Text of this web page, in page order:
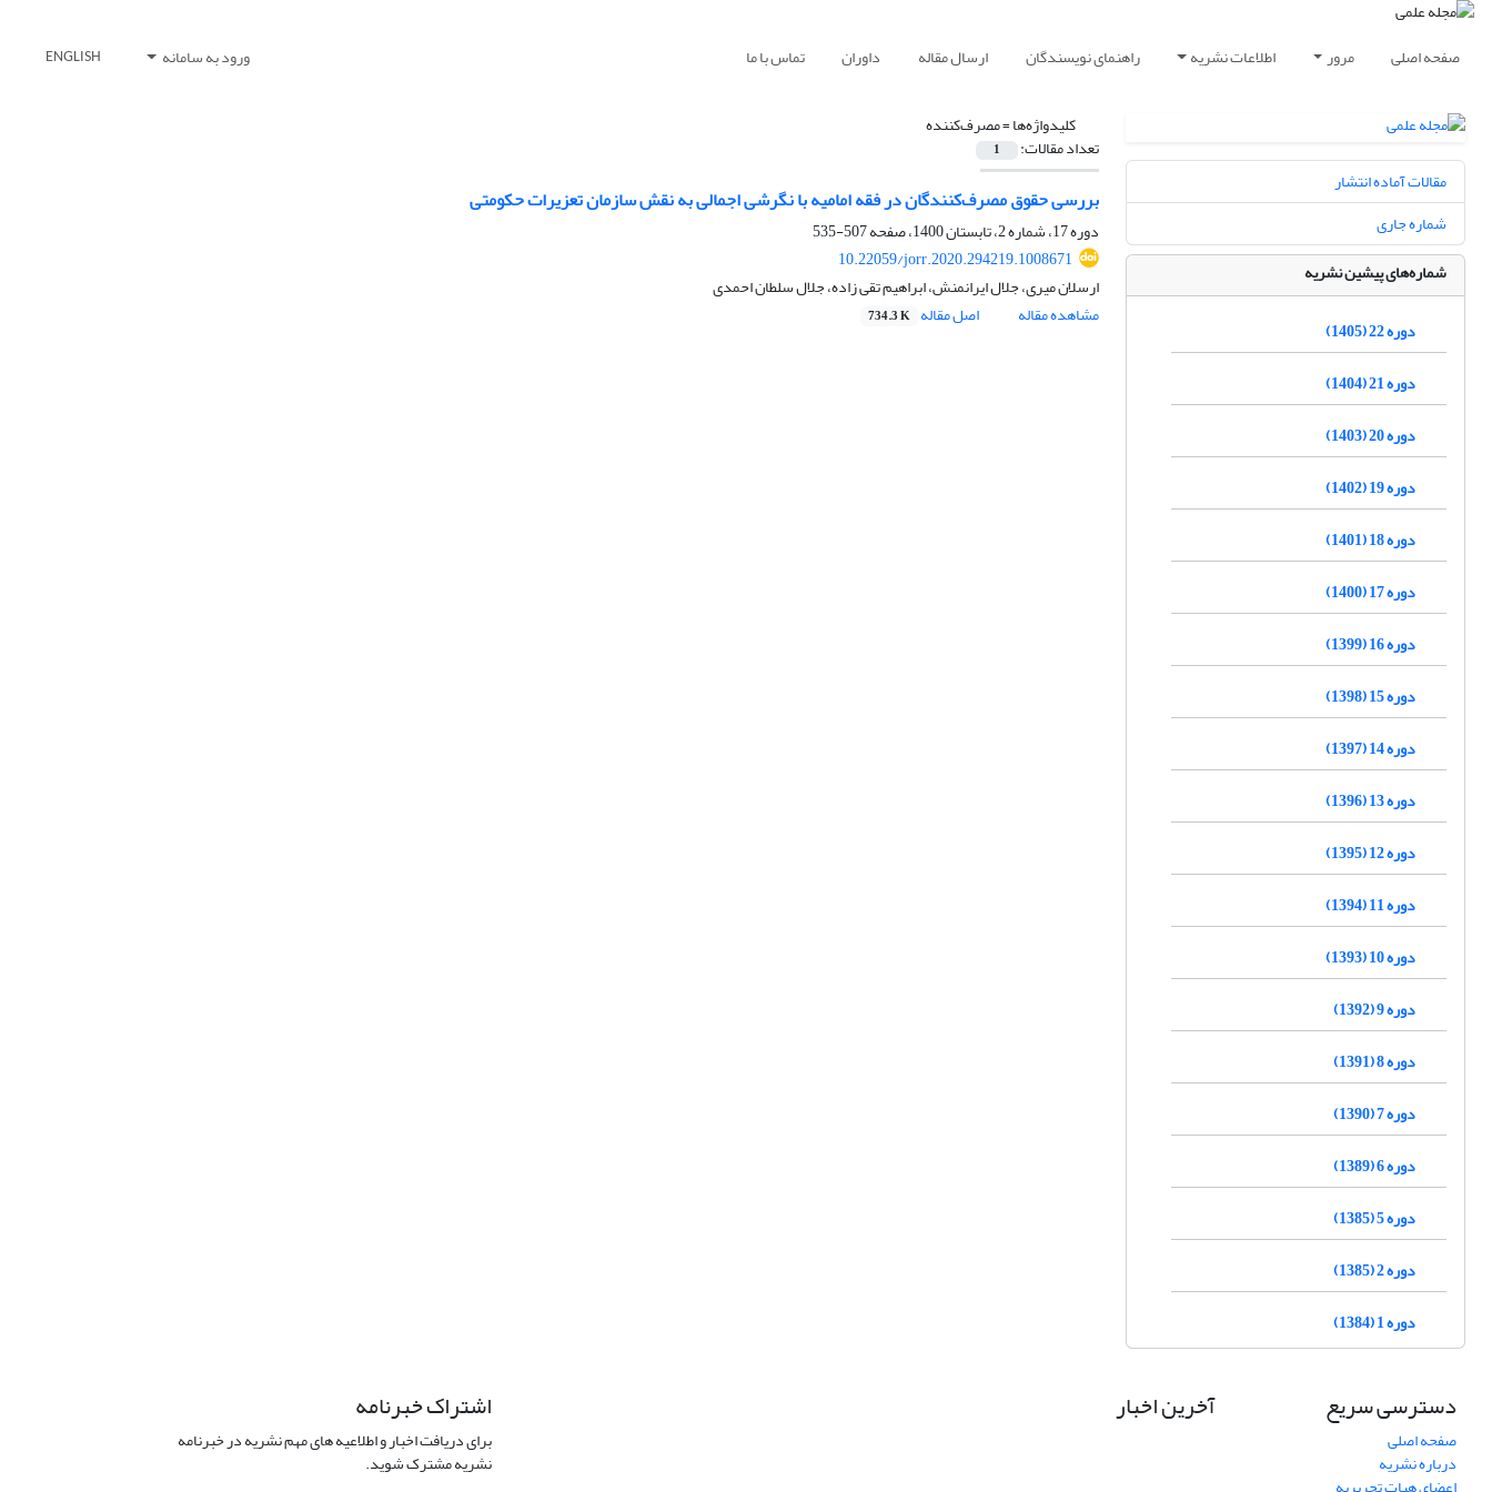
صفحه اصلی مرور اطلاعات نشریه راهنمای نویسندگان ارسال مقاله داوران تماس با ما ورود به سامانه ENGLISH
کلیدواژه‌ها =مصرف‌کننده
تعداد مقالات: 1
بررسی حقوق مصرف‌کنندگان در فقه امامیه با نگرشی اجمالی به نقش سازمان تعزیرات حکومتی
دوره 17، شماره 2، تابستان 1400، صفحه
507-535
10.22059/jorr.2020.294219.1008671
ارسلان میری، جلال ایرانمنش، ابراهیم تقی زاده، جلال سلطان احمدی
مشاهده مقاله
اصل مقاله 734.3 K
مقالات آماده انتشار
شماره جاری
شماره‌های پیشین نشریه
دوره 22 (1405)
دوره 21 (1404)
دوره 20 (1403)
دوره 19 (1402)
دوره 18 (1401)
دوره 17 (1400)
دوره 16 (1399)
دوره 15 (1398)
دوره 14 (1397)
دوره 13 (1396)
دوره 12 (1395)
دوره 11 (1394)
دوره 10 (1393)
دوره 9 (1392)
دوره 8 (1391)
دوره 7 (1390)
دوره 6 (1389)
دوره 5 (1385)
دوره 2 (1385)
دوره 1 (1384)
دسترسی سریع
صفحه اصلی
درباره نشریه
آخرین اخبار اشتراک خبرنامه
برای دریافت اخبار و اطلاعیه های مهم نشریه در خبرنامه
نشریه مشترک شوید.